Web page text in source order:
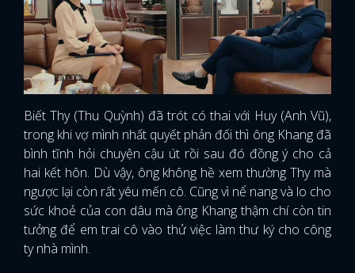
Biết Thy (Thu Quỳnh) đã trót có thai với Huy (Anh Vũ),
trong khi vợ mình nhất quyết phản đối thì ông Khang đã
bình tĩnh hỏi chuyện cậu út rồi sau đó đồng ý cho cả
hai kết hôn. Dù vậy, ông không hề xem thường Thy mà
ngược lại còn rất yêu mến cô. Cũng vì nể nang và lo cho
sức khoẻ của con dâu mà ông Khang thậm chí còn tin
tưởng để em trai cô vào thử việc làm thư ký cho công
ty nhà mình.